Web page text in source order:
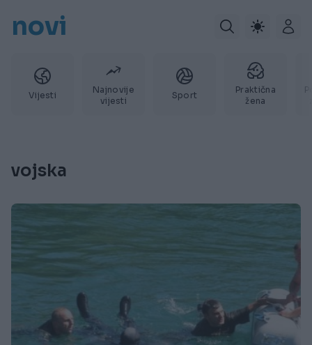
novi
Vijesti
Najnovije
vijesti
Sport
Praktična
žena
vojska